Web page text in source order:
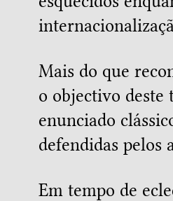
Mais do que
o objectivo deste
enunciado
defendidas pelos
Em tempo de